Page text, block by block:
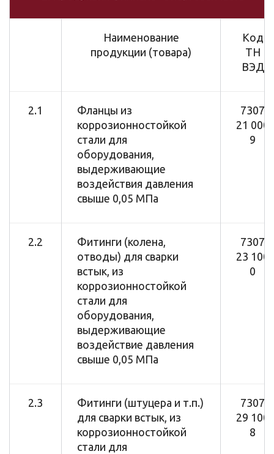
Наименование
продукции (товара)
Код
ТН
ВЭД
2.1
Фланцы из
коррозионностойкой
стали для
оборудования,
выдерживающие
воздействия давления
свыше 0,05 МПа
7307
21 000
9
2.2
Фитинги (колена,
отводы) для сварки
встык, из
коррозионностойкой
стали для
оборудования,
выдерживающие
воздействие давления
свыше 0,05 МПа
7307
23 100
0
2.3
Фитинги (штуцера и т.п.)
для сварки встык, из
коррозионностойкой
стали для
7307
29 100
8